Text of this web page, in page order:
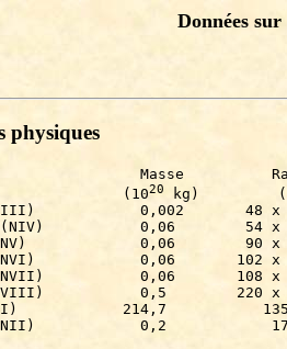
Données
physiques
Masse
(10
20
kg)
0,002       48 x
0,06        54 x
0,06        90 x
0,06       102 x
0,06       108 x
0,5        220
214,7
0,2